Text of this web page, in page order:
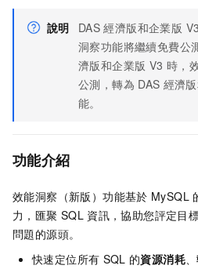
說明 DAS 經濟版和企業版 V3
洞察功能將繼續免費公
濟版和企業版 V3 時，
公測，轉為 DAS 經濟
能。
功能介紹
效能洞察（新版）功能基於 MySQL
力，匯聚 SQL 資訊，協助您評定目
問題的源頭。
快速定位所有 SQL 的資源消耗、